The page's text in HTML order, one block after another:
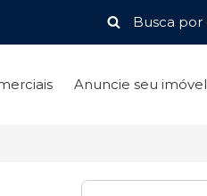
Anuncie seu imóvel